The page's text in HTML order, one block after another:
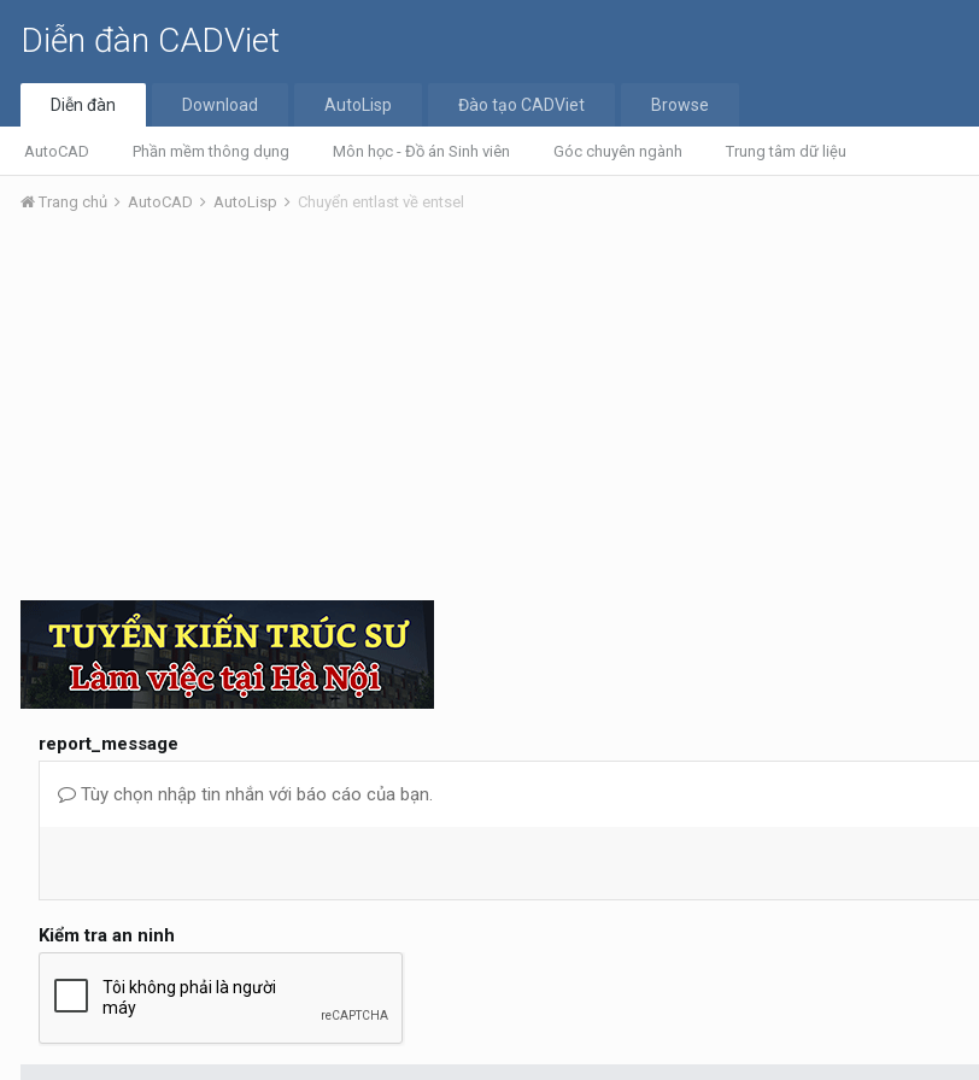
Diễn đàn CADViet
Diễn đàn
AutoCAD Phần mềm thông dụng Môn học - Đồ án Sinh viên Góc chuyên ngành Trung tâm dữ liệu
Download AutoLisp Đào tạo CADViet Browse
Trang chủ AutoCAD AutoLisp Chuyển entlast về entsel
report_message
Tùy chọn nhập tin nhắn với báo cáo của bạn.
Kiểm tra an ninh